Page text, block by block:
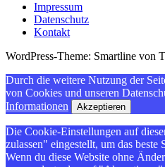
Impressum
Datenschutz
Kontakt
WordPress-Theme: Smartline von
Durch die weitere Nutzung der
von Cookies und unseren
Informationen
Akzeptieren
Die Cookie-Einstellungen auf
zulassen" eingestellt, um das beste
Wenn du diese Website ohne